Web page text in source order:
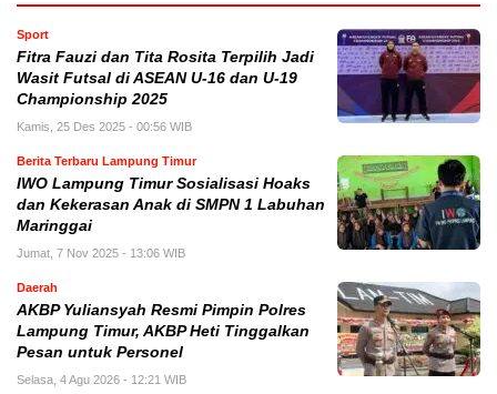
Sport
Fitra Fauzi dan Tita Rosita Terpilih Jadi
Wasit Futsal di ASEAN U-16 dan U-19
Championship 2025
Kamis, 25 Des 2025 - 00:56 WIB
Berita Terbaru Lampung Timur
IWO Lampung Timur Sosialisasi Hoaks
dan Kekerasan Anak di SMPN 1 Labuhan
Maringgai
Jumat, 7 Nov 2025 - 13:06 WIB
Daerah
AKBP Yuliansyah Resmi Pimpin Polres
Lampung Timur, AKBP Heti Tinggalkan
Pesan untuk Personel
Selasa, 4 Agu 2026 - 12:21 WIB